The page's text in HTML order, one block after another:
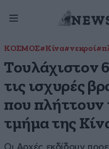
ΚΟΣΜΟΣ#Κίνα#νεκροί
Τουλάχιστον
τις ισχυρές
που πλήττουν
τμήμα της
Οι Αρχές εκδίδουν